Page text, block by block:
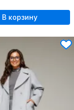
В корзину